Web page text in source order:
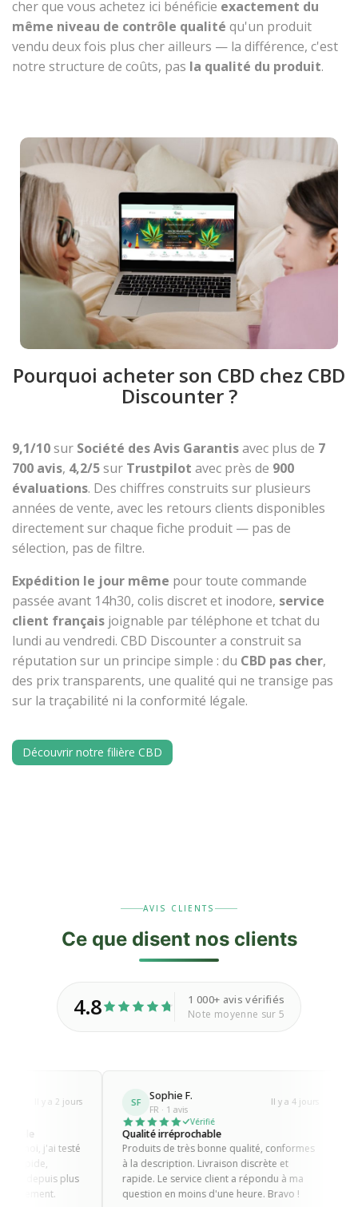
cher que vous achetez ici bénéficie exactement du
même niveau de contrôle qualité qu'un produit
vendu deux fois plus cher ailleurs — la différence, c'est
notre structure de coûts, pas la qualité du produit.
Pourquoi acheter son CBD chez CBD
Discounter ?
9,1/10sur Société des Avis Garantisavec plus de 7
700 avis, 4,2/5sur Trustpilot avec près de 900
évaluations. Des chiffres construits sur plusieurs
années de vente, avec les retours clients disponibles
directement sur chaque fiche produit — pas de
sélection, pas de filtre.
Expédition le jour même pour toute commande
passée avant 14h30, colis discret et inodore, service
client français joignable par téléphone et tchat du
lundi au vendredi. CBD Discounter a construit sa
réputation sur un principe simple : du CBD pas cher,
des prix transparents, une qualité qui ne transige pas
sur la traçabilité ni la conformité légale.
Découvrir notre filière CBD
AVIS CLIENTS
Ce que disent nos clients
4.8 1 000+ avis vérifiés
Note moyenne sur 5
Sophie F.
FR · 1 avis
Il y a 4 jours
Qualité irréprochable
Produits de très bonne qualité, conformes
à la description. Livraison discrète et
rapide. Le service client a répondu à ma
question en moins d'une heure. Bravo !
Romain M.
FR · 4 avis
Produits toujours au
mauvaises surprises.
ma commande a été
sans discussion. C'est